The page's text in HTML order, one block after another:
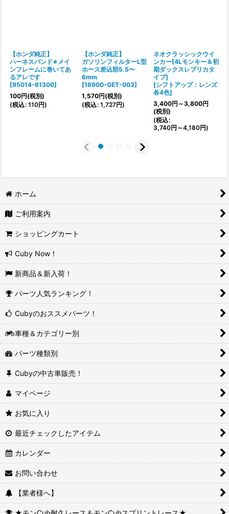
【ホンダ純正】
ハーネスバンド※メイ
ンフレームに巻いてあ
るアレです
[95014-61300]
100円(税別)
(税込: 110円)
【ホンダ純正】
ガソリンフィルターL型
ホース差込部5.5〜
6mm
[16900-GET-003]
1,570円(税別)
(税込: 1,727円)
ネオクラッシックウイ
ンカー[4Lモンキー＆初
期ダックスレプリカタ
イプ]
[シフトアップ：レンズ
各4色]
3,400円 ～3,800円
(税別)
(税込:
3,740円 ～4,180円)
ホーム
ご利用案内
ショッピングカート
Cuby Now！
新商品＆新入荷！
パーツ人気ランキング！
Cubyのおススメパーツ！
車種＆カテゴリー別
パーツ種類別
Cubyの中古車販売！
マイページ
お気に入り
最近チェックしたアイテム
カレンダー
お問い合わせ
【業者様へ】